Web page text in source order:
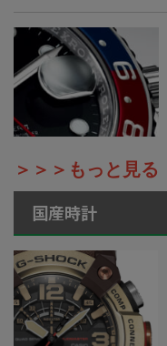
＞＞＞もっと見る
国産時計